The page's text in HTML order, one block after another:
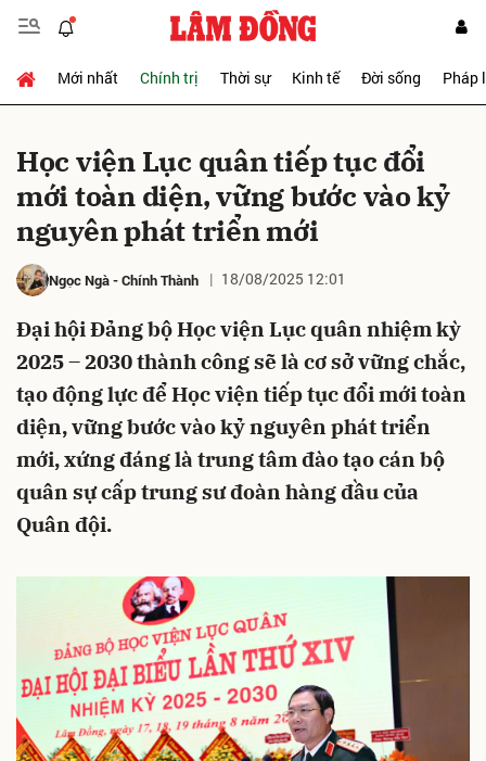
Mới nhất Chính trị Thời sự Kinh tế Đời sống Pháp
Học viện Lục quân tiếp tục đổi
mới toàn diện, vững bước vào kỷ
nguyên phát triển mới
Ngọc Ngà-Chính Thành 18/08/2025 12:01
Đại hội Đảng bộ Học viện Lục quân nhiệm kỳ
2025 – 2030 thành công sẽ là cơ sở vững chắc,
tạo động lực để Học viện tiếp tục đổi mới toàn
diện, vững bước vào kỷ nguyên phát triển
mới, xứng đáng là trung tâm đào tạo cán bộ
quân sự cấp trung sư đoàn hàng đầu của
Quân đội.
Gửi bình luận
Hủy Gửi